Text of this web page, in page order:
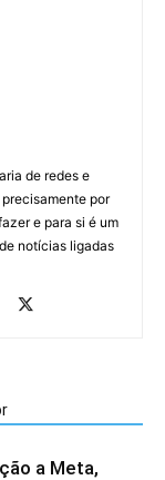
de redes e
por
e para si é um
notícias ligadas
a Meta,